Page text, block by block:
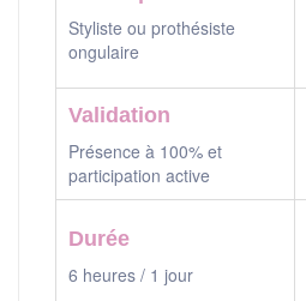
Styliste ou prothésiste
ongulaire
Validation
Présence à 100% et
participation active
Durée
6 heures / 1 jour